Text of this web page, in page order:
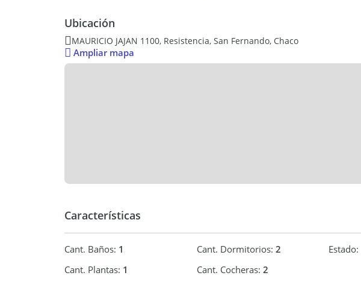
Cocina totalmente amoblada
Living-comedor integrado
Patio amplio
consolidado.
Consultá para coordinar visita y conocer condiciones de venta.
OFERTA PROVISTA POR SISTEMA SOM - CODIGO: SI22938
Ubicación
MAURICIO JAJAN 1100, Resistencia, San Fernando, Chaco
Ampliar mapa
Características
Cant. Baños: 1 Cant. Dormitorios: 2 Estado:
Cant. Plantas: 1 Cant. Cocheras: 2